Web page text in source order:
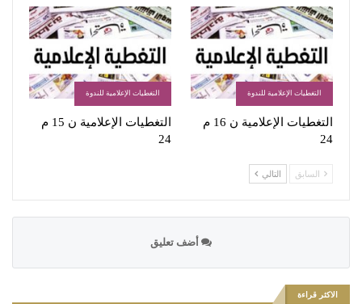
التغطيات الإعلامية للندوة
التغطيات الإعلامية ن 16 م
24
التغطيات الإعلامية للندوة
التغطيات الإعلامية ن 15 م
24
السابق التالي
أضف تعليق
الاكثر قراءة